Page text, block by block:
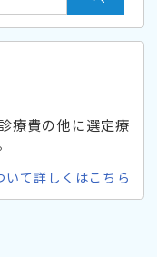
療費の他に選定療
いて詳しくはこちら